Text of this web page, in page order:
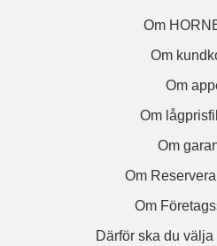
Om
Om
Om
Om
Om
Om
Om
Därför ska du